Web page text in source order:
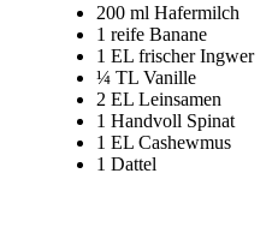
200 ml Hafermilch
1 reife Banane
1 EL frischer Ingwer
¼ TL Vanille
2 EL Leinsamen
1 Handvoll Spinat
1 EL Cashewmus
1 Dattel